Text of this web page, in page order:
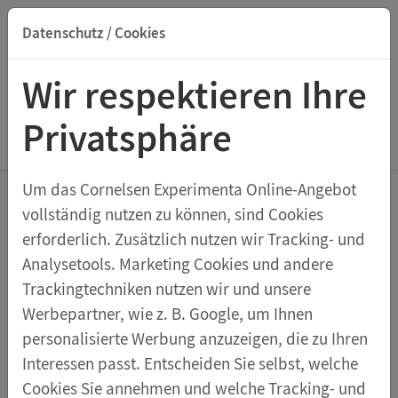
Datenschutz / Cookies
Wir respektieren Ihre
Privatsphäre
Um das Cornelsen Experimenta Online-Angebot
vollständig nutzen zu können, sind Cookies
erforderlich. Zusätzlich nutzen wir Tracking- und
Analysetools. Marketing Cookies und andere
Trackingtechniken nutzen wir und unsere
Werbepartner, wie z. B. Google, um Ihnen
personalisierte Werbung anzuzeigen, die zu Ihren
Interessen passt. Entscheiden Sie selbst, welche
Cookies Sie annehmen und welche Tracking- und
Suche nach Titel, ISBN, Webcode, Stichwort...
Menu Konzepte
Unsere besonderen
Experimentiermaterial
ien für die
Sekundarstufe